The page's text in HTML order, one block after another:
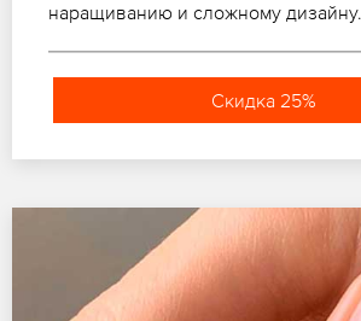
наращиванию и сложному дизайну.
Скидка 25%